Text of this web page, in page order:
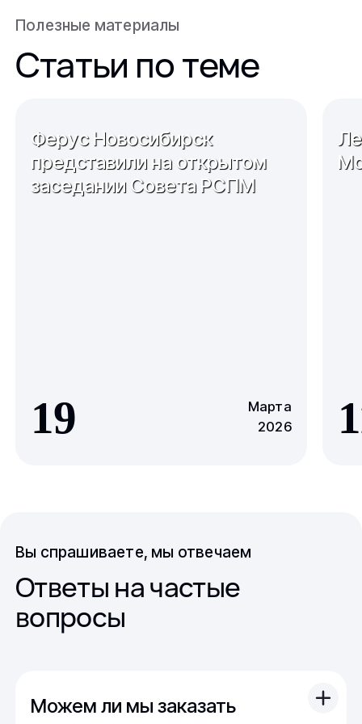
Полезные материалы
Статьи по теме
Ферус Новосибирск
представили на открытом
заседании Совета РСПМ
19
Марта
2026
Вы спрашиваете, мы отвечаем
Ответы на частые
вопросы
Можем ли мы заказать